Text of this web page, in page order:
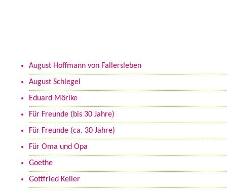
August Hoffmann von Fallersleben
August Schlegel
Eduard Mörike
Für Freunde (bis 30 Jahre)
Für Freunde (ca. 30 Jahre)
Für Oma und Opa
Goethe
Gottfried Keller